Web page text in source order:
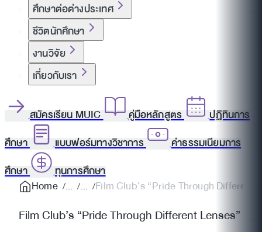
ศึกษาต่อต่างประเทศ
ชีวิตนักศึกษา
งานวิจัย
เกี่ยวกับเรา
สมัครเรียน MUIC คู่มือหลักสูตร
ปฏิทินการ
ศึกษา
แบบฟอร์มทางวิชาการ
ค่าธรรมเนียมการ
ศึกษา
ทุนการศึกษา
Home
Film Club’s “Pride Through Different
Film Club’s “Pride Through Different Lenses”